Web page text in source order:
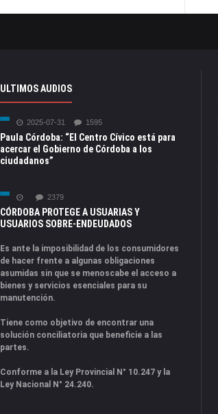
ULTIMOS AUDIOS
2025-07-31 1595
Paula Córdoba: “El Centro Cívico está para
acercar el Gobierno de Córdoba a los
ciudadanos”
2379
CÓRDOBA PROTEGE A USUARIAS Y
USUARIOS SOBRE-ENDEUDADOS
Es ante la imposibilidad de los consumidores
de hacer frente a algunas obligaciones
asumidas sin que se menoscabe el acceso a
bienes y servicios esenciales para su
manutención.
Tiene como objetivo de encontrar una
solución conciliatoria que beneficie a las
partes.
Conforme a la Ley Provincial N° 10.247 y la
Ley Nacional N° 24.240.